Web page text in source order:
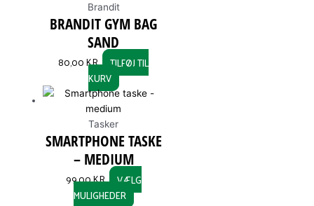
Brandit
BRANDIT GYM BAG
SAND
80,00KR.
TILFØJ TIL
KURV
Tasker
SMARTPHONE TASKE
– MEDIUM
99,00KR.
VÆLG
MULIGHEDER
variants.
product
page